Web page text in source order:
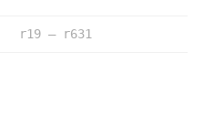
r19 – r631